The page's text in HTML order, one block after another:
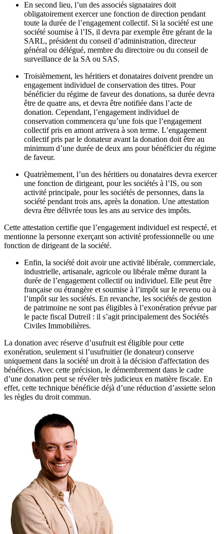
En second lieu, l’un des associés signataires doit
obligatoirement exercer une fonction de direction pendant
toute la durée de l’engagement collectif. Si la société est une
société soumise à l’IS, il devra par exemple être gérant de la
SARL, président du conseil d’administration, directeur
général ou délégué, membre du directoire ou du conseil de
surveillance de la SA ou SAS.
Troisièmement, les héritiers et donataires doivent prendre un
engagement individuel de conservation des titres. Pour
bénéficier du régime de faveur des donations, sa durée devra
être de quatre ans, et devra être notifiée dans l’acte de
donation. Cependant, l’engagement individuel de
conservation commencera qu’une fois que l’engagement
collectif pris en amont arrivera à son terme. L’engagement
collectif pris par le donateur avant la donation doit être au
minimum d’une durée de deux ans pour bénéficier du régime
de faveur.
Quatrièmement, l’un des héritiers ou donataires devra exercer
une fonction de dirigeant, pour les sociétés à l’IS, ou son
activité principale, pour les sociétés de personnes, dans la
société pendant trois ans, après la donation. Une attestation
devra être délivrée tous les ans au service des impôts.
Cette attestation certifie que l’engagement individuel est respecté, et
mentionne la personne exerçant son activité professionnelle ou une
fonction de dirigeant de la société.
Enfin, la société doit avoir une activité libérale, commerciale,
industrielle, artisanale, agricole ou libérale même durant la
durée de l’engagement collectif ou individuel. Elle peut être
française ou étrangère et soumise à l’impôt sur le revenu ou à
l’impôt sur les sociétés. En revanche, les sociétés de gestion
de patrimoine ne sont pas éligibles à l’exonération prévue par
le pacte fiscal Dutreil : il s’agit principalement des Sociétés
Civiles Immobilières.
La donation avec réserve d’usufruit est éligible pour cette
exonération, seulement si l’usufruitier (le donateur) conserve
uniquement dans la société un droit à la décision d'affectation des
bénéfices. Avec cette précision, le démembrement dans le cadre
d’une donation peut se révéler très judicieux en matière fiscale. En
effet, cette technique bénéficie déjà d’une réduction d’assiette selon
les règles du droit commun.